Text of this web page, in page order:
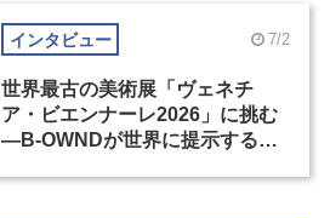
インタビュー 7/2
世界最古の美術展「ヴェネチ
ア・ビエンナーレ2026」に挑む
―B-OWNDが世界に提示する美